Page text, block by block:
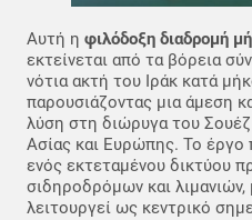
Αυτή η φιλόδοξη διαδρομή
εκτείνεται από τα βόρεια
νότια ακτή του Ιράκ κατά
παρουσιάζοντας μια άμεση
λύση στη διώρυγα του
Ασίας και Ευρώπης. Το έργο
ενός εκτεταμένου δικτύου
σιδηροδρόμων και λιμανιών,
λειτουργεί ως κεντρικό